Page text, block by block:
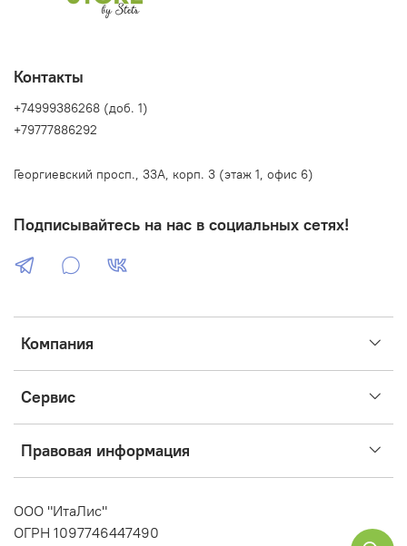
Компания
Сервис
Правовая информация
Контакты
+74999386268 (доб. 1)
+79777886292
Георгиевский просп., 33А, корп. 3 (этаж 1, офис 6)
Подписывайтесь на нас в социальных сетях!
ООО "ИтаЛис"
ОГРН 1097746447490